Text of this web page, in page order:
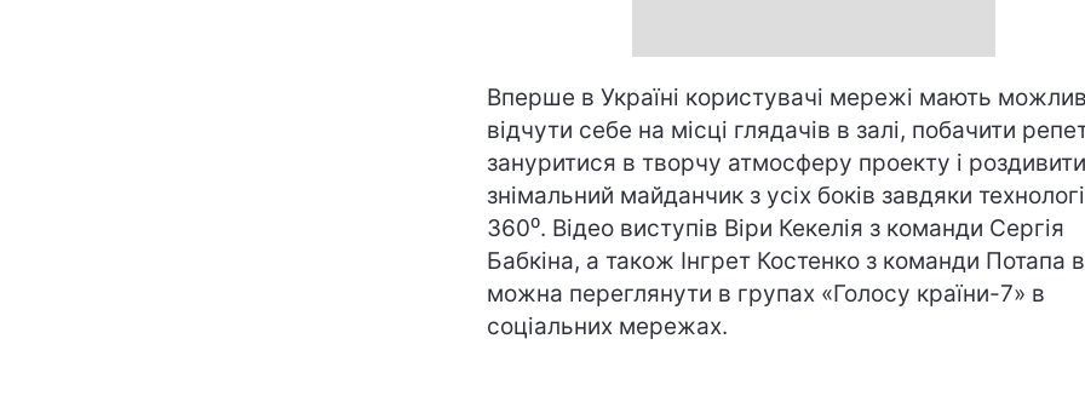
Вперше в Україні користувачі мережі мають
відчути себе на місці глядачів в залі, побачити
зануритися в творчу атмосферу проекту і
знімальний майданчик з усіх боків завдяки
360⁰. Відео виступів Віри Кекелія з команди Сергія
Бабкіна, а також Інгрет Костенко з команди Потапа
можна переглянути в групах «Голосу країни-7» в
соціальних мережах.